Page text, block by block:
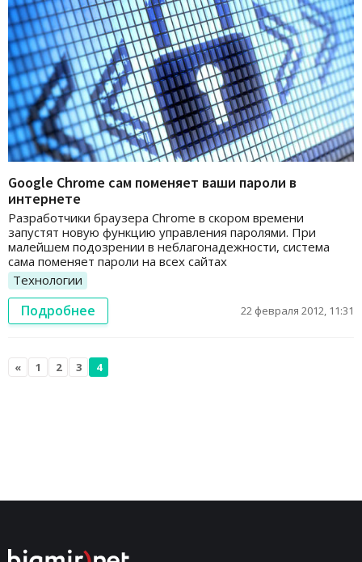
Google Chrome сам поменяет ваши пароли в
интернете
Разработчики браузера Chrome в скором времени
запустят новую функцию управления паролями. При
малейшем подозрении в неблагонадежности, система
сама поменяет пароли на всех сайтах
Технологии
Подробнее 22 февраля 2012, 11:31
« 1 2 3 4